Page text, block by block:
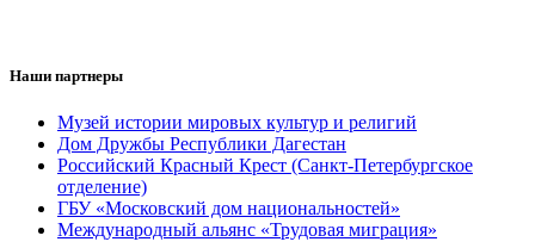
Наши партнеры
Музей истории мировых культур и религий
Дом Дружбы Республики Дагестан
Российский Красный Крест (Санкт-Петербургское
отделение)
ГБУ «Московский дом национальностей»
Международный альянс «Трудовая миграция»